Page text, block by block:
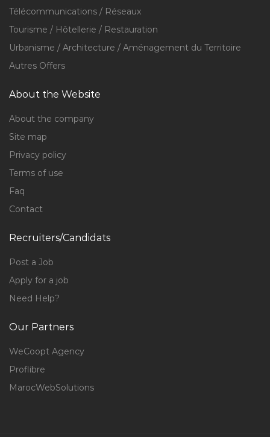
Télécommunications / Réseaux
Tourisme / Hôtellerie / Restauration
Urbanisme / Architecture / Aménagement du Territoire
Autres Offers
About the Website
About the company
Site map
Privacy policy
Terms of use
Faq
Contact
Recruiters/Candidats
Post a Job
Apply for a job
Need Help?
Our Partners
WeCoopt Agency
Proflibre
MarocWebSolutions